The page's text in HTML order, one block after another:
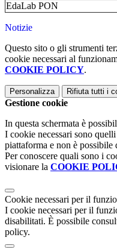
EdaLab PON
Notizie
Questo sito o gli strumenti
cookie necessari al
COOKIE POLICY.
Personalizza Rifiuta tutti i
Gestione cookie
In questa schermata è
I cookie necessari sono
piattaforma e non è possibile
Per conoscere quali sono i
visionare la COOKIE
Cookie necessari per il
I cookie necessari per il
disabilitati. È possibile
policy.